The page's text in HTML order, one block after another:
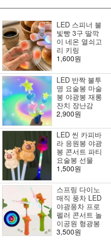
LED 스피너 불
빛빵 3구 딸깍
이 네온 열쇠고
리 키링
1,600원
LED 반짝 불투
명 요술봉 마술
봉 야광봉 재롱
잔치 장난감
2,900원
LED 씬 카피바
라 응원봉 야광
봉 콘서트 파티
요술봉 선물
1,500원
스프링 다이노
매직 풍차 LED
야광풍차 프로
펠러 콘서트 놀
이공원 형광봉
3,500원